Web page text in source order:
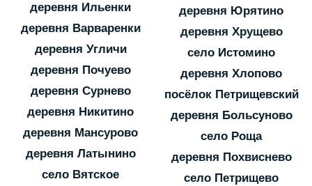
деревня Ильенки
деревня Варваренки
деревня Угличи
деревня Почуево
деревня Сурнево
деревня Никитино
деревня Мансурово
деревня Латынино
село Вятское
деревня Юрятино
деревня Хрущево
село Истомино
деревня Хлопово
посёлок Петрищевский
деревня Больсуново
село Роща
деревня Похвиснево
село Петрищево